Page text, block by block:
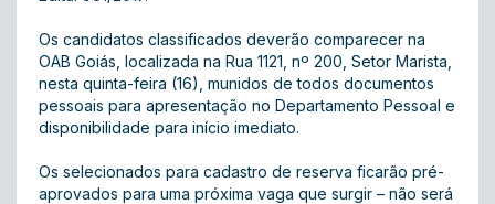
Os candidatos classificados deverão comparecer na
OAB Goiás, localizada na Rua 1121, nº 200, Setor Marista,
nesta quinta-feira (16), munidos de todos documentos
pessoais para apresentação no Departamento Pessoal e
disponibilidade para início imediato.
Os selecionados para cadastro de reserva ficarão pré-
aprovados para uma próxima vaga que surgir – não será